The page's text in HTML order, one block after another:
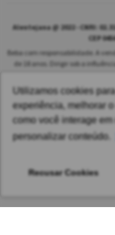
Utilizamos cookies
experiência, melhorar
como você interage
personalizar conteúdo.
Recusar Cookies
Alentejana @ 2022 - CNPJ:
CEP
Beba com responsabilidade. A
de 18 anos. Dirigir sob a
As safras dos vinhos poderão
disponibilidade do nosso
sujeitas a
Pedido mínimo:
Imagens